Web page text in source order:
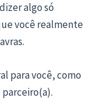
algo só
você realmente
para você, como
parceiro(a).